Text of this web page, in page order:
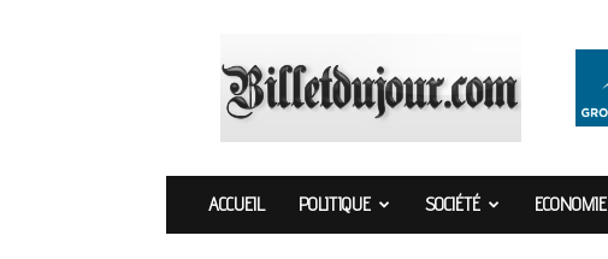
ACCUEIL POLITIQUE SOCIÉTÉ ECONOMIE